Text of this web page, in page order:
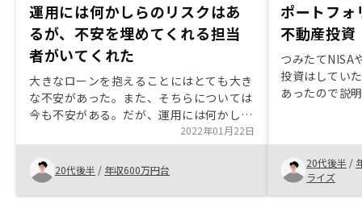
運用には何かしらのリスクはあ
るが、不安を埋めてくれる担当
者がいてくれた
大きなローンを抱えることにはとても大き
な不安があった。また、そちらについては
今も不安がある。だが、運用には何かしら
のリスクはつくものなので、その不安を埋
めてくれる担当者がいてくれたので、今は
不安をある程度抑えて運用することが出来
ている。 まだ自分自身には大きなメリッ
トとなっている実感はないので、数年後蓋
2022年01月22日
20代後半 / 年収600万円台
ポートフォ
不動産投資
つみたてNISA
投資はしてい
あったので説
にご説明頂き
ついても丁寧
状態で購入す
後も引き渡し
20代後半 /
ライズ